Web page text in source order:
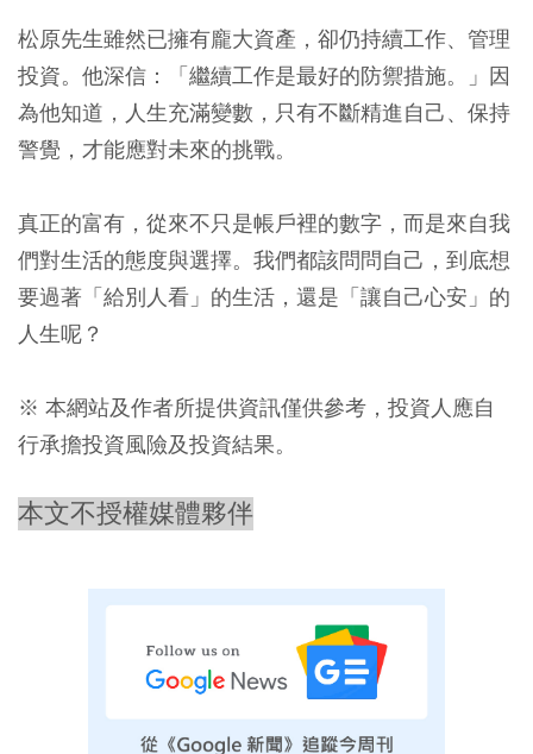
松原先生雖然已擁有龐大資產，卻仍持續工作、管理
投資。他深信：「繼續工作是最好的防禦措施。」因
為他知道，人生充滿變數，只有不斷精進自己、保持
警覺，才能應對未來的挑戰。
真正的富有，從來不只是帳戶裡的數字，而是來自我
們對生活的態度與選擇。我們都該問問自己，到底想
要過著「給別人看」的生活，還是「讓自己心安」的
人生呢？
※ 本網站及作者所提供資訊僅供參考，投資人應自
行承擔投資風險及投資結果。
本文不授權媒體夥伴